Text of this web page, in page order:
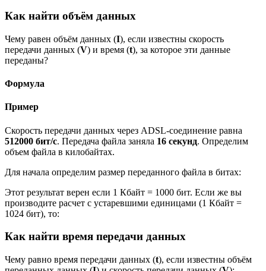
Как найти объём данных
Чему равен объём данных (I), если известны скорость
передачи данных (V) и время (t), за которое эти данные
переданы?
Формула
Пример
Скорость передачи данных через ADSL-соединение равна
512000 бит/с. Передача файла заняла 16 секунд. Определим
объем файла в килобайтах.
Для начала определим размер переданного файла в битах:
Этот результат верен если 1 Кбайт = 1000 бит. Если же вы
производите расчет с устаревшими единицами (1 Кбайт =
1024 бит), то:
Как найти время передачи данных
Чему равно время передачи данных (t), если известны объём